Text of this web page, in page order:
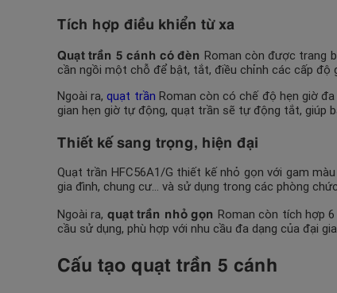
Tích hợp điều khiển từ xa
Quạt trần 5 cánh có đèn Roman còn được trang
cần ngồi một chỗ để bật, tắt, điều chỉnh các cấp độ
Ngoài ra,quạt trần Roman còn có chế độ hẹn giờ
gian hẹn giờ tự động, quạt trần sẽ tự động tắt, giúp
Thiết kế sang trọng, hiện đại
Quạt trần HFC56A1/G thiết kế nhỏ gọn với gam
gia đình, chung cư… và sử dụng trong các phòng
Ngoài ra, quạt trần nhỏ gọn Roman còn tích hợp
cầu sử dụng, phù hợp với nhu cầu đa dạng của đại
Cấu tạo quạt trần 5 cánh